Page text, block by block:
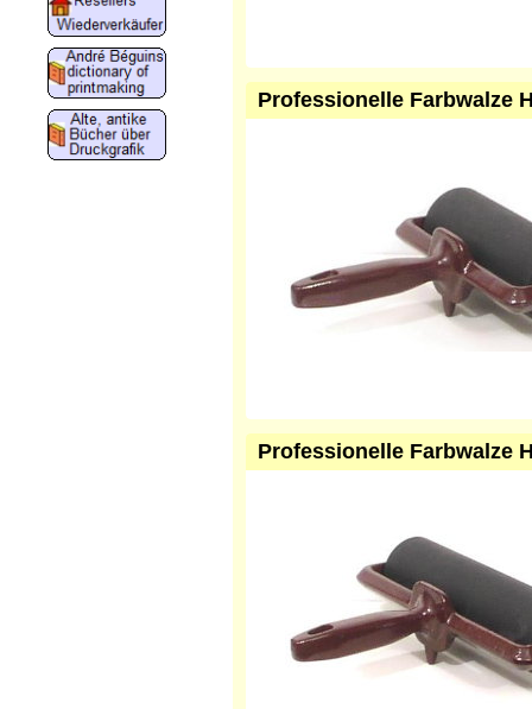
Professionelle Farbwalze
Professionelle Farbwalze